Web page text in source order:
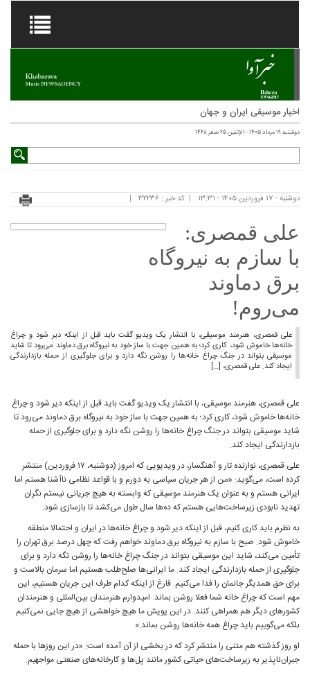
اخبار موسیقی ایران و جهان
دوشنبه ۱۹ مرداد ۱۴۰۵ - الإثنين ۲۵ صفر ۱۴۴۸
دوشنبه - ۱۷ فروردین ۱۴۰۵ - ۱۳:۳۱ کد خبر : ۳۲۲۳۶
علی قمصری:
با سازم به نیروگاه
برق دماوند
می‌روم!
علی قمصری، هنرمند موسیقی، با انتشار یک ویدیو گفت باید قبل از اینکه دیر شود و چراغ
خانه‌ها خاموش شود، کاری کرد؛ به همین جهت با ساز خود به نیروگاه برق دماوند می‌رود تا شاید
موسیقی بتواند در جنگ چراغ خانه‌ها را روشن نگه دارد و برای جلوگیری از حمله بازدارندگی
ایجاد کند. علی قمصری، […]
علی قمصری، هنرمند موسیقی، با انتشار یک ویدیو گفت باید قبل از اینکه دیر شود و چراغ
خانه‌ها خاموش شود، کاری کرد؛ به همین جهت با ساز خود به نیروگاه برق دماوند می‌رود تا
شاید موسیقی بتواند در جنگ چراغ خانه‌ها را روشن نگه دارد و برای جلوگیری از حمله
بازدارندگی ایجاد کند.
علی قمصری، نوازنده تار و آهنگساز، در ویدیویی که امروز (دوشنبه، ۱۷ فروردین) منتشر
کرده است، می‌گوید: «من از هر جریان سیاسی به دورم و با قواعد نظامی ناآشنا هستم اما
ایرانی هستم و به عنوان یک هنرمند موسیقی که وابسته به هیچ جریانی نیستم نگران
تهدید نابودی زیرساخت‌هایی هستم که ده‌ها سال طول می‌کشد تا بازسازی شود.
به نظرم باید کاری کنیم، قبل از اینکه دیر شود و چراغ خانه‌ها در ایران و احتمالا منطقه
خاموش شود. صبح با سازم به نیروگاه برق دماوند خواهم رفت که چهل درصد برق تهران را
تأمین می‌کند، شاید این موسیقی بتواند در جنگ چراغ خانه‌ها را روشن نگه دارد و برای
جلوگیری از حمله بازدارندگی ایجاد کند. ما ایرانی‌ها صلح‌طلب هستیم اما سرمان بالاست و
برای حق همدیگر جانمان را فدا می‌کنیم. فارغ از اینکه کدام طرف این جریان هستیم، این
مهم است که چراغ خانه شما فعلا روشن بماند. امیدوارم هنرمندان بین‌المللی و هنرمندان
کشورهای دیگر هم همراهی کنند. در این پویش ما هیچ خواهشی از هیچ جایی نمی‌کنیم
بلکه می‌گوییم باید چراغ همه خانه‌ها روشن بماند.»
او روز گذشته هم متنی را منتشر کرد که در بخشی از آن آمده است: «در این روزها با حمله‌
جبران‌ناپذیر به زیرساخت‌های حیاتی کشور مانند پل‌ها و کارخانه‌های صنعتی مواجهیم.